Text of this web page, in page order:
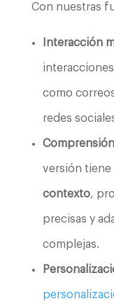
Con nuestras
Interacción
como
redes
versión tiene
contexto,
precisas y
complejas.